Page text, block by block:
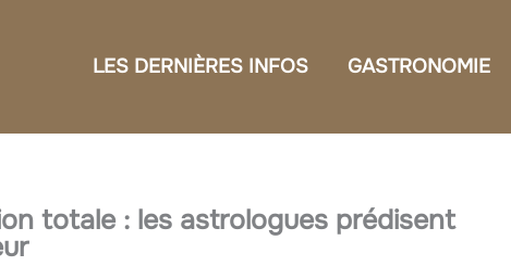
LES DERNIÈRES INFOS GASTRONOMIE
totale : les astrologues prédisent